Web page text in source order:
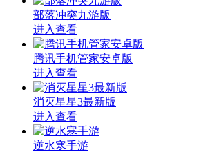
部落冲突九游版
进入查看
腾讯手机管家安卓版
进入查看
消灭星星3最新版
进入查看
逆水寒手游